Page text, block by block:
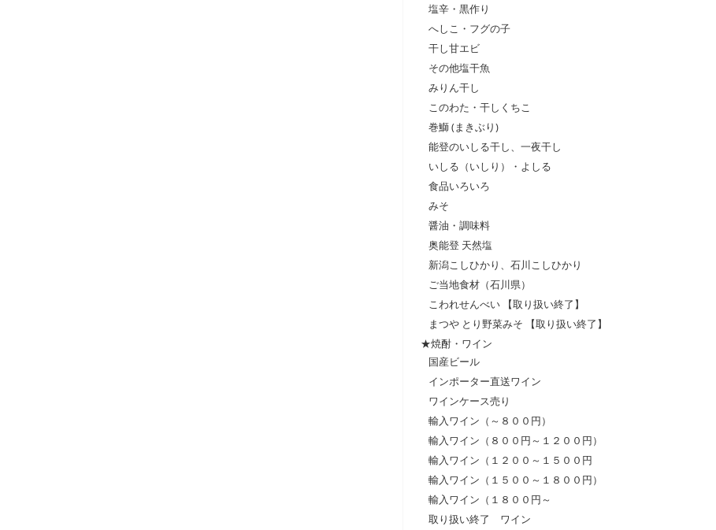
塩辛・黒作り
へしこ・フグの子
干し甘エビ
その他塩干魚
みりん干し
このわた・干しくちこ
巻鰤 (まきぶり)
能登のいしる干し、一夜干し
いしる（いしり）・よしる
食品いろいろ
みそ
醤油・調味料
奥能登 天然塩
新潟こしひかり、石川こしひかり
ご当地食材（石川県）
こわれせんべい 【取り扱い終了】
まつや とり野菜みそ 【取り扱い終了】
★焼酎・ワイン
国産ビール
インポーター直送ワイン
ワインケース売り
輸入ワイン（～８００円）
輸入ワイン（８００円～１２００円）
輸入ワイン（１２００～１５００円
輸入ワイン（１５００～１８００円）
輸入ワイン（１８００円～
取り扱い終了 ワイン